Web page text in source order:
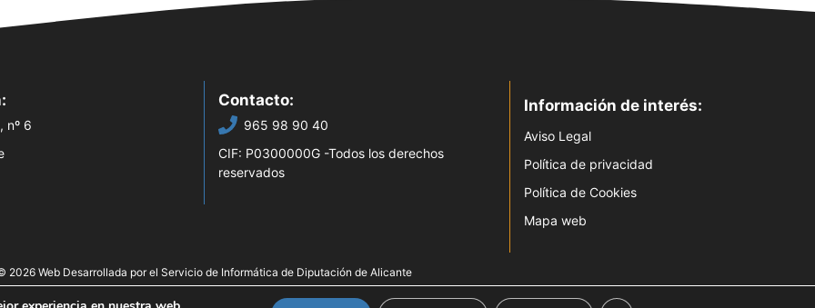
nº 6
Contacto:
965 98 90 40
CIF: P0300000G -Todos los derechos
reservados
Información de interés:
Aviso Legal
Política de privacidad
Política de Cookies
Mapa web
2026 Web Desarrollada por el Servicio de Informática de Diputación de Alicante